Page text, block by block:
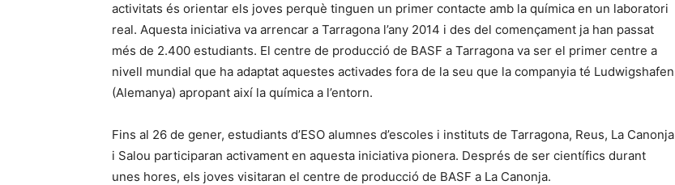
activitats és orientar els joves perquè tinguen un primer contacte amb la química en un laboratori
real. Aquesta iniciativa va arrencar a Tarragona l’any 2014 i des del començament ja han passat
més de 2.400 estudiants. El centre de producció de BASF a Tarragona va ser el primer centre a
nivell mundial que ha adaptat aquestes activades fora de la seu que la companyia té Ludwigshafen
(Alemanya) apropant així la química a l’entorn.
Fins al 26 de gener, estudiants d’ESO alumnes d’escoles i instituts de Tarragona, Reus, La Canonja
i Salou participaran activament en aquesta iniciativa pionera. Després de ser científics durant
unes hores, els joves visitaran el centre de producció de BASF a La Canonja.